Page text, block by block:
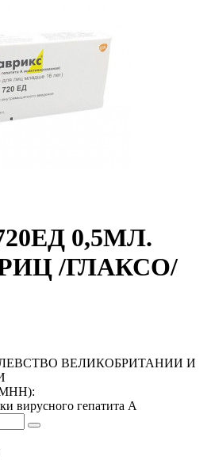
0,5МЛ.
/ГЛАКСО/
ВЕЛИКОБРИТАНИИ И
:
вирусного гепатита A